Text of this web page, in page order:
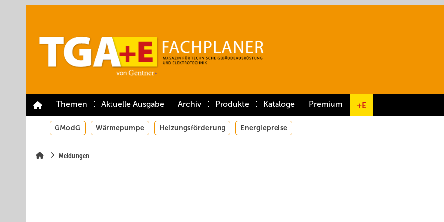
Themen Aktuelle Ausgabe Archiv Produkte Kataloge Premium +E
GModG Wärmepumpe Heizungsförderung Energiepreise
Meldungen